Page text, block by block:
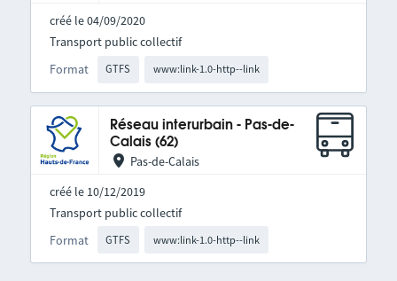
créé le 04/09/2020
Format GTFS www:link-1.0-http--link
Transport public collectif
Réseau interurbain - Pas-de-
Calais (62)
Pas-de-Calais
créé le 10/12/2019
Format GTFS www:link-1.0-http--link
Transport public collectif